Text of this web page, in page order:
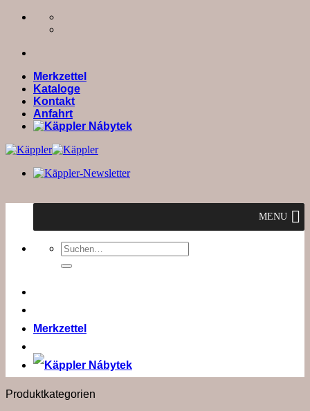
Zum
Merkzettel
Kataloge
Kontakt
Anfahrt
MENU
Suchen
nach:
Merkzettel
Produktkategorien